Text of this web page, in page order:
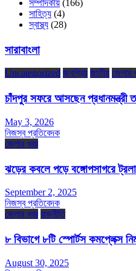
সম্পাদকীয় (166)
সাহিত্য (4)
স্বাস্থ্য (28)
সারাবাংলা
Uncategorized জনপ্রিয় জাতীয় জেলার
চাঁদপুর সফরে আসছেন প্রধানমন্ত্রী
May 3, 2026
নিজস্ব প্রতিবেদক
জেলার খবর
ঝড়ের কবলে পড়ে বঙ্গোপসাগরে
September 2, 2025
নিজস্ব প্রতিবেদক
জেলার খবর রাজনীতি
৮ বিভাগে ৮টি স্পোর্টস কমপ্লেক্স
August 30, 2025